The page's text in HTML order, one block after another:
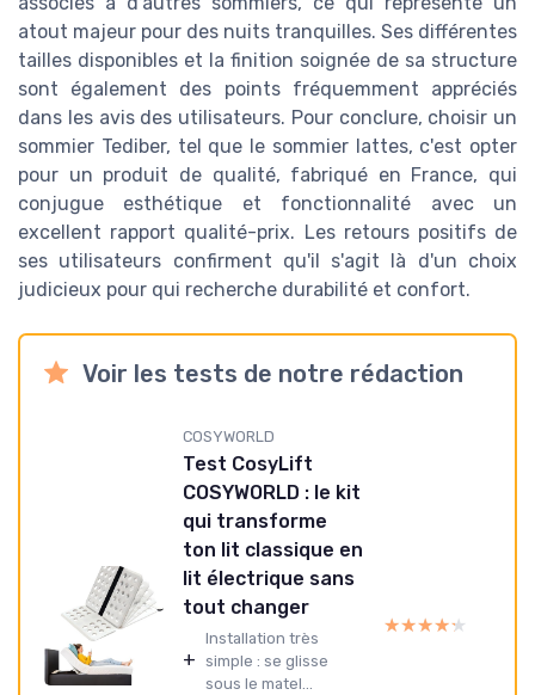
atout majeur pour des nuits tranquilles. Ses différentes
tailles disponibles et la finition soignée de sa structure
sont également des points fréquemment appréciés
dans les avis des utilisateurs. Pour conclure, choisir un
sommier Tediber, tel que le sommier lattes, c'est opter
pour un produit de qualité, fabriqué en France, qui
conjugue esthétique et fonctionnalité avec un
excellent rapport qualité-prix. Les retours positifs de
ses utilisateurs confirment qu'il s'agit là d'un choix
judicieux pour qui recherche durabilité et confort.
Voir les tests de notre rédaction
COSYWORLD
Test CosyLift
COSYWORLD : le kit
qui transforme
ton lit classique en
lit électrique sans
tout changer
+
Installation très
simple : se glisse
sous le matel...
★★★★★
★★★★★